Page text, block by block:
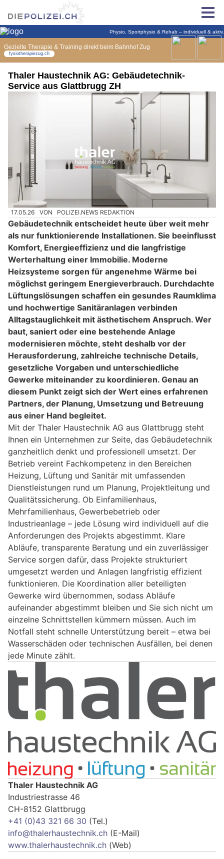
Thaler Haustechnik AG: Gebäudetechnik-
Service aus Glattbrugg ZH
17.05.26 VON POLIZEI.NEWS REDAKTION
Gebäudetechnik entscheidet heute über weit mehr
als nur funktionierende Installationen. Sie beeinflusst
Komfort, Energieeffizienz und die langfristige
Werterhaltung einer Immobilie. Moderne
Heizsysteme sorgen für angenehme Wärme bei
möglichst geringem Energieverbrauch. Durchdachte
Lüftungslösungen schaffen ein gesundes Raumklima
und hochwertige Sanitäranlagen verbinden
Alltagstauglichkeit mit ästhetischem Anspruch. Wer
baut, saniert oder eine bestehende Anlage
modernisieren möchte, steht deshalb vor der
Herausforderung, zahlreiche technische Details,
gesetzliche Vorgaben und unterschiedliche
Gewerke miteinander zu koordinieren. Genau an
diesem Punkt zeigt sich der Wert eines erfahrenen
Partners, der Planung, Umsetzung und Betreuung
aus einer Hand begleitet.
Mit der Thaler Haustechnik AG aus Glattbrugg steht
Ihnen ein Unternehmen zur Seite, das Gebäudetechnik
ganzheitlich denkt und professionell umsetzt. Der
Betrieb vereint Fachkompetenz in den Bereichen
Heizung, Lüftung und Sanitär mit umfassenden
Dienstleistungen rund um Planung, Projektleitung und
Qualitätssicherung. Ob Einfamilienhaus,
Mehrfamilienhaus, Gewerbebetrieb oder
Industrieanlage – jede Lösung wird individuell auf die
Anforderungen des Projekts abgestimmt. Klare
Abläufe, transparente Beratung und ein zuverlässiger
Service sorgen dafür, dass Projekte strukturiert
umgesetzt werden und Anlagen langfristig effizient
funktionieren. Die Koordination aller beteiligten
Gewerke wird übernommen, sodass Abläufe
aufeinander abgestimmt bleiben und Sie sich nicht um
einzelne Schnittstellen kümmern müssen. Auch im
Notfall steht schnelle Unterstützung bereit – etwa bei
Wasserschäden oder technischen Ausfällen, bei denen
jede Minute zählt.
Thaler Haustechnik AG
Industriestrasse 46
CH-8152 Glattbrugg
+41 (0)43 321 66 30 (Tel.)
info@thalerhaustechnik.ch (E-Mail)
www.thalerhaustechnik.ch (Web)